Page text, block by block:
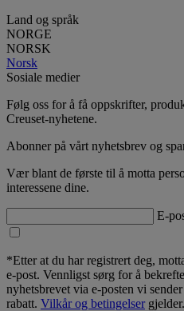
Land og språk
NORGE
NORSK
Norsk
Sosiale medier
Følg oss for å få oppskrifter,
Creuset-nyhetene.
Abonner på vårt nyhetsbrev og
Vær blant de første til å motta
interessene dine.
E-
*Etter at du har registrert deg,
e-post. Vennligst sørg for å
nyhetsbrevet via e-posten vi
rabatt. Vilkår og betingelsergjelder.